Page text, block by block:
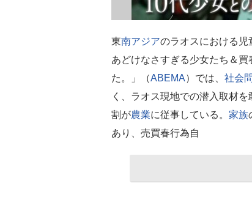
東南アジアのラオスにおける児
あどけなさすぎる少女たち＆
た。」（ABEMA）では、 社会
く、ラオス現地での潜入取材
割が農業に従事している。 家族
あり、売買春行為自